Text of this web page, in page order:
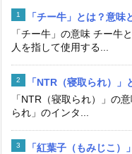
「チー牛」とは？意味
「チー牛」の意味 チー牛
人を指して使用する...
「NTR（寝取られ）
「NTR（寝取られ）」の
られ」のインタ...
「紅葉子（もみじこ）